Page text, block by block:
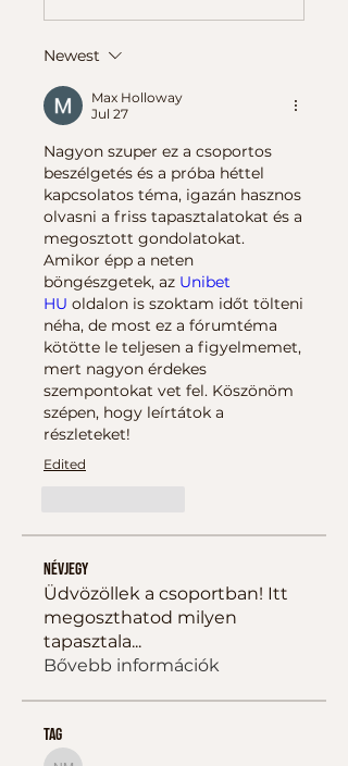
Newest
Max Holloway
Jul 27
Nagyon szuper ez a csoportos
beszélgetés és a próba héttel
kapcsolatos téma, igazán hasznos
olvasni a friss tapasztalatokat és a
megosztott gondolatokat.
Amikor épp a neten
böngészgetek, az Unibet
HU oldalon is szoktam időt tölteni
néha, de most ez a fórumtéma
kötötte le teljesen a figyelmemet,
mert nagyon érdekes
szempontokat vet fel. Köszönöm
szépen, hogy leírtátok a
részleteket!
Edited
Névjegy
Üdvözöllek a csoportban! Itt
megoszthatod milyen
tapasztala...
Bővebb információk
tag